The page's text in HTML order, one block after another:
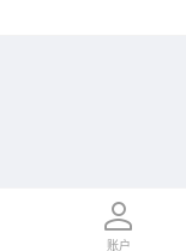
账户
账户